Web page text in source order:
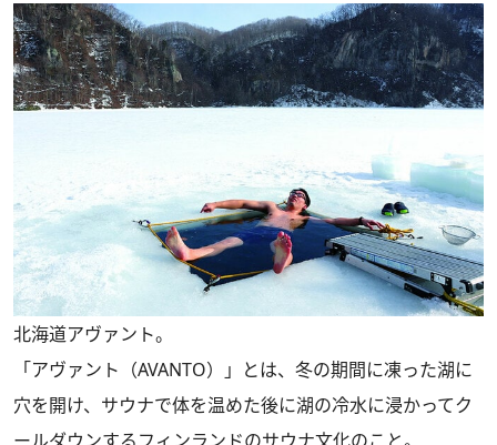
北海道アヴァント。
「アヴァント（AVANTO）」とは、冬の期間に凍った湖に
穴を開け、サウナで体を温めた後に湖の冷水に浸かってク